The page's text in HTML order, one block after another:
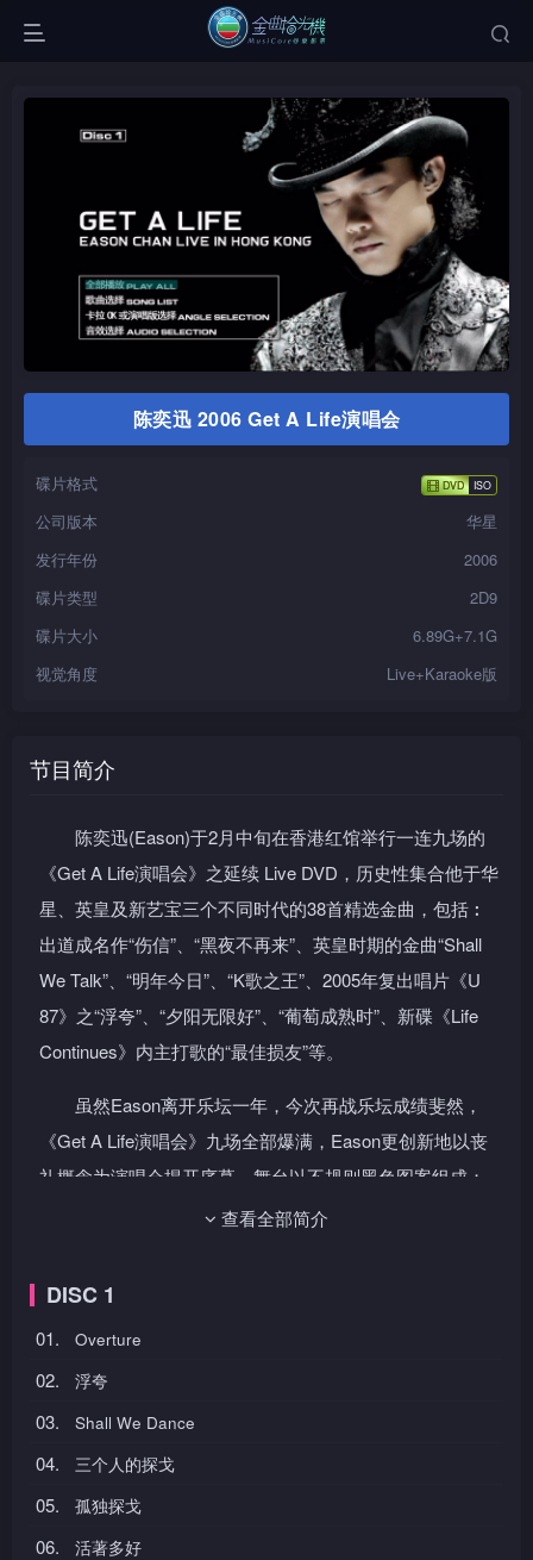
陈奕迅 2006 Get A Life演唱会
碟片格式
公司版本
华星
发行年份
2006
碟片类型
2D9
碟片大小
6.89G+7.1G
视觉角度
Live+Karaoke版
节目简介
陈奕迅(Eason)于2月中旬在香港红馆举行一连九场的
《Get A Life演唱会》之延续 Live DVD，历史性集合他于华
星、英皇及新艺宝三个不同时代的38首精选金曲，包括︰
出道成名作“伤信”、“黑夜不再来”、英皇时期的金曲“Shall
We Talk”、“明年今日”、“K歌之王”、2005年复出唱片《U
87》之“浮夸”、“夕阳无限好”、“葡萄成熟时”、新碟《Life
Continues》内主打歌的“最佳损友”等。
虽然Eason离开乐坛一年，今次再战乐坛成绩斐然，
《Get A Life演唱会》九场全部爆满，Eason更创新地以丧
礼概念为演唱会揭开序幕，舞台以不规则黑色图案组成；
Eason以全黑服饰出场，意念大胆创新。Eason以一曲“浮
充斥著诡异气氛，有妖怪、蜘蛛助阵在台上跳舞，又出现撞
Eason亦尽现亲情，他在台上对著女儿小康堤唱“大个女”及
“单车”，尽显温情，最后在一片热烈的欢呼声下结束《Get
A Life演唱会》。
查看全部简介
DISC 1
01. Overture
02. 浮夸
03. Shall We Dance
04. 三个人的探戈
05. 孤独探戈
06. 活著多好